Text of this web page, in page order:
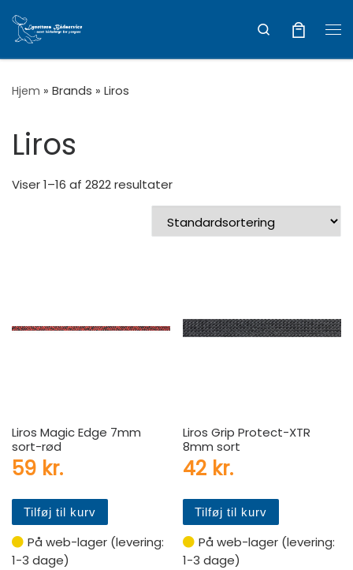
Vis hele indholdet
Search
Hjem » Brands » Liros
Liros
Viser 1–16 af 2822 resultater
Liros Magic Edge 7mm
sort-rød
59 kr.
Tilføj til kurv
På web-lager (levering:
1-3 dage)
Liros Grip Protect-XTR
8mm sort
42 kr.
Tilføj til kurv
På web-lager (levering:
1-3 dage)